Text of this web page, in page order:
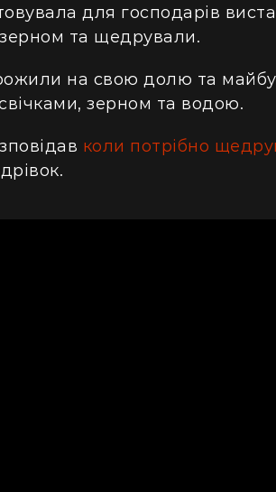
скільки
в морі
З двокімнатної в
квартиру за
для господарів
зерном та щедрували.
на свою долю та
зерном та водою.
коли потрібно